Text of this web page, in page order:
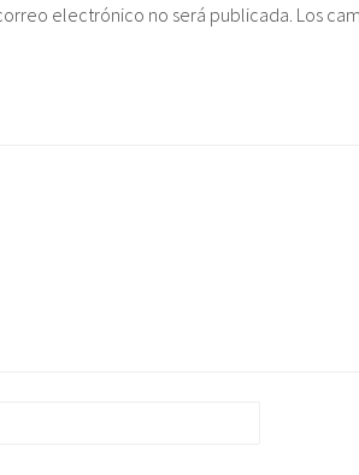
electrónico no será publicada. Los